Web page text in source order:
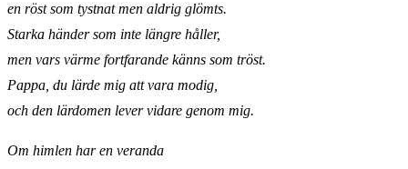
en röst som tystnat men aldrig glömts.
Starka händer som inte längre håller,
men vars värme fortfarande känns som tröst.
Pappa, du lärde mig att vara modig,
och den lärdomen lever vidare genom mig.
Om himlen har en veranda